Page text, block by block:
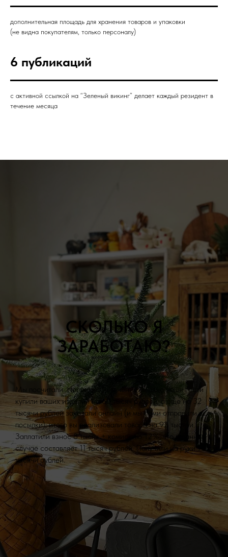
дополнительная площадь для хранения товаров и упаковки
(не видна покупателям, только персоналу)
6 публикаций
с активной ссылкой на “Зеленый викинг” делает каждый резидент в
течение месяца
СКОЛЬКО Я
ЗАРАБОТАЮ?
Мы посчитали. Например, в течение месяца наши гости
купили ваших изделий на 60 тысяч рублей, а еще на 32
тысячи рублей заказали онлайн (и мы сами отправили все
посылки); итого вы реализовали товара на 92 тысячи.
Заплатили взнос 8 тысяч + комиссию 12%, что в данном
случае составляет 11 тысяч рублей. Получили на руки 73
тысячи рублей.